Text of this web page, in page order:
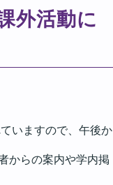
外活動に
いますので、午後か
からの案内や学内掲